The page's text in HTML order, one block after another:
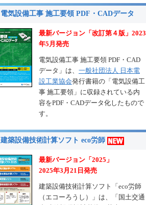
電気設備工事 施工要領 PDF・CADデータ
最新バージョン「改訂第４版」2023
年5月発売
電気設備工事 施工要領 PDF・CAD
データ」は、 一般社団法人 日本電
設工業協会発行書籍の「電気設備工
事 施工要領」に収録されている内
容をPDF・CADデータ化したもので
す。
建築設備技術計算ソフト eco労師
最新バージョン「2025」
2025年3月21日発売
建築設備技術計算ソフト「eco労師
（エコーろうし）」は、「国土交通